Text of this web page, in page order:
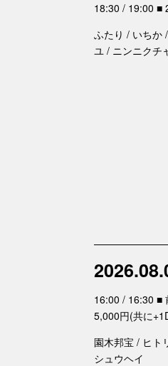
18:30 / 19:00 ■
ふたり / いちか
ユ / ニンニクチ
16:00 / 16:30 ■
5,000円(共に
園木邦宝 / ヒト
シュウヘイ